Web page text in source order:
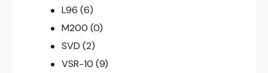
L96 (6)
M200 (0)
SVD (2)
VSR-10 (9)